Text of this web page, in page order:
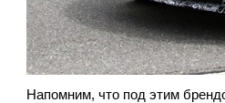
Напомним, что под этим